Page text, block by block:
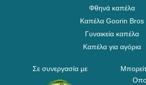
Φθηνά καπέλα
Καπέλα Goorin Bros
Γυναικεία καπέλα
Καπέλα για αγόρια
Σε συνεργασία με